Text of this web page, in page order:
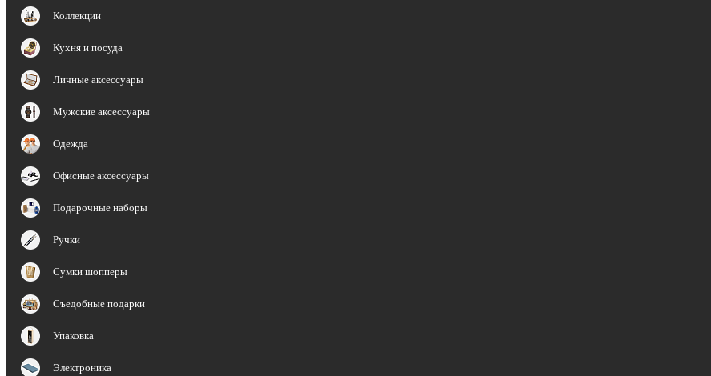
Коллекции
Кухня и посуда
Личные аксессуары
Мужские аксессуары
Одежда
Офисные аксессуары
Подарочные наборы
Ручки
Сумки шопперы
Съедобные подарки
Упаковка
Электроника